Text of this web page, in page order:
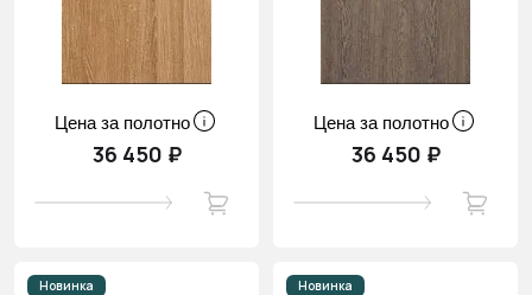
Цена за полотно
36 450 ₽
Цена за полотно
36 450 ₽
Новинка Новинка